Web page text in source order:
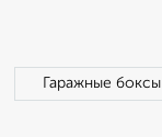
Гаражные боксы